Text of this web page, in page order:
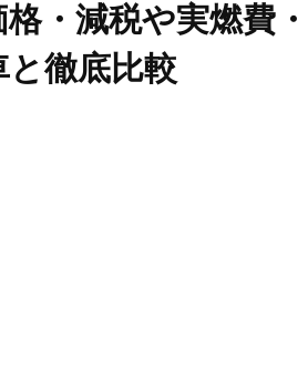
・減税や実燃費
徹底比較